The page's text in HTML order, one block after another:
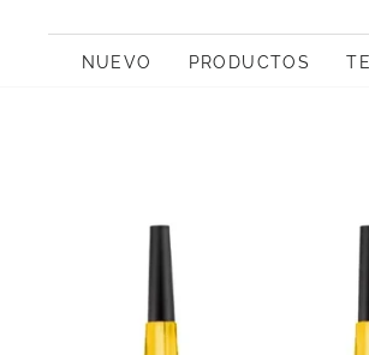
NUEVO PRODUCTOS